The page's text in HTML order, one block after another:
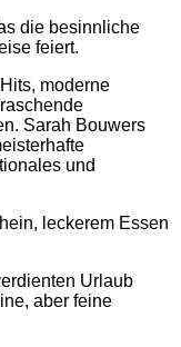
die besinnliche
feiert.
moderne
Sarah Bouwers
und
leckerem Essen
Urlaub
aber feine